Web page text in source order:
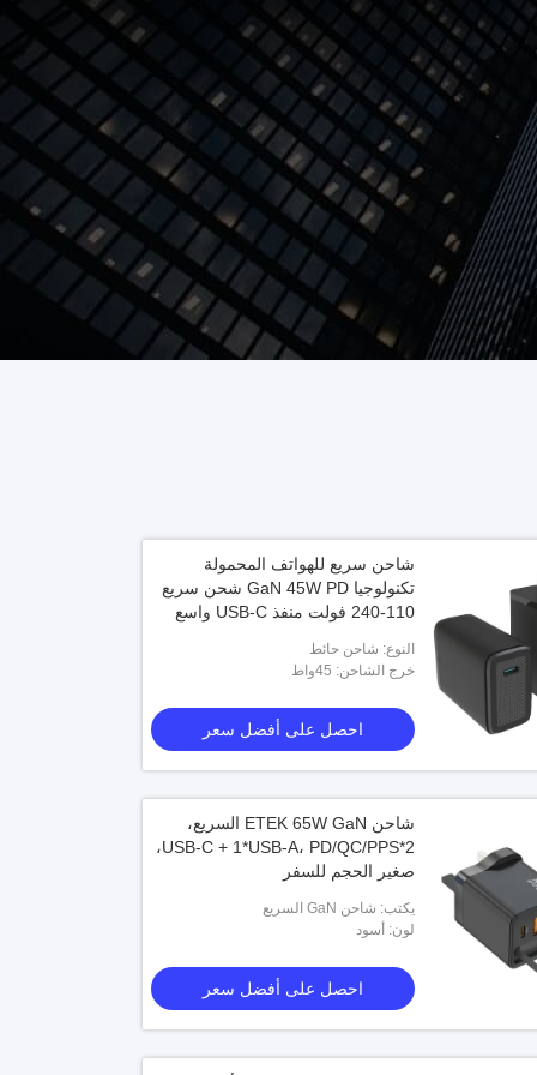
شاحن سريع للهواتف المحمولة
تكنولوجيا GaN 45W PD شحن سريع
110-240 فولت منفذ USB-C واسع
النوع: شاحن حائط
خرج الشاحن: 45واط
احصل على أفضل سعر
شاحن ETEK 65W GaN السريع،
2*USB-C + 1*USB-A، PD/QC/PPS،
صغير الحجم للسفر
يكتب: شاحن GaN السريع
لون: أسود
احصل على أفضل سعر